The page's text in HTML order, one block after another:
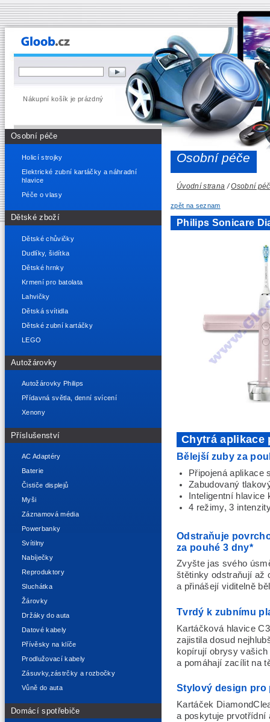
Nákupní košík je prázdný
Osobní péče
Holicí strojky
Elektrické zubní kartáčky a náhradní
hlavice
Péče o vlasy
Dětské zboží
Dětské chůvičky
Dudlíky, šidítka
Dětské hrnky
Krmení pro batolata
Lahvičky
Dětská svítidla
Dětské zubní kartáčky
LEGO
Autožárovky
Autožárovky Philips
Přídavná světla, denní svícení
Xenony
Příslušenství
AC Adaptéry
Baterie
Čističe displejů
Myši
Záznamová média
Powerbanky
Svítilny
Nabíječky
Reproduktory
Sluchátka
Žárovky
Držáky do auta
Datové kabely
Přívěsky na klíče
Prodlužovací kabely
Zásuvky,zástrčky a rozbočky
Vůně do auta
Domácí spotřebiče
Osobní péče
Úvodní strana /Osobní
zpět na seznam
Philips Sonicare
Chytrá aplikace
Bělejší zuby za
Připojená aplikace
Zabudovaný
Inteligentní hlavice
4 režimy, 3
Odstraňuje
za pouhé 3 dny*
Zvyšte jas svého
štětinky odstraňují až
a přinášejí viditelně
Tvrdý k zubnímu
Kartáčková hlavice
zajistila dosud
kopírují obrysy
a pomáhají zacílit na
Stylový design
Kartáček
a poskytuje prvotřídní